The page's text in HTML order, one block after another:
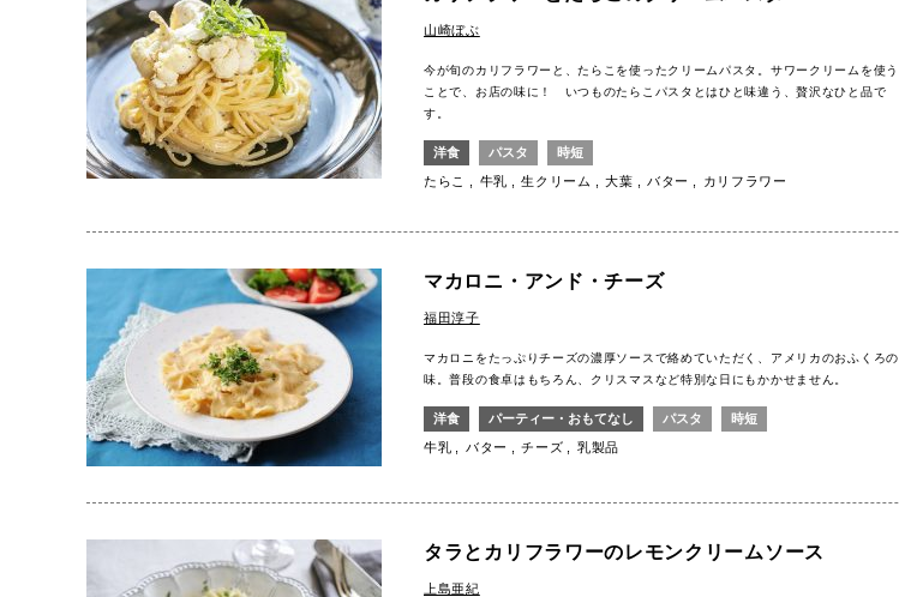
山崎ぼぶ
今が旬のカリフラワーと、たらこを使ったクリームパスタ。サワークリームを使う
ことで、お店の味に！ いつものたらこパスタとはひと味違う、贅沢なひと品で
す。
洋食 パスタ
時短
たらこ
牛乳 生クリーム 大葉 バター カリフラワー
マカロニ・アンド・チーズ
福田淳子
マカロニをたっぷりチーズの濃厚ソースで絡めていただく、アメリカのおふくろの
味。普段の食卓はもちろん、クリスマスなど特別な日にもかかせません。
洋食 パーティー・おもてなし パスタ
時短
牛乳
バター チーズ 乳製品
タラとカリフラワーのレモンクリームソース
上島亜紀